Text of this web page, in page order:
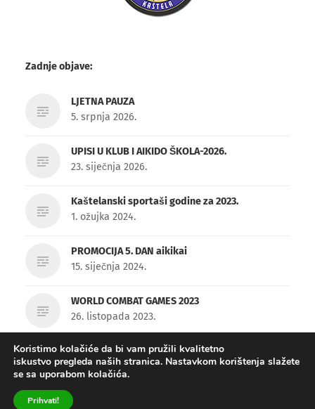
Zadnje objave:
LJETNA PAUZA
5. srpnja 2026.
UPISI U KLUB I AIKIDO ŠKOLA-2026.
23. siječnja 2026.
Kaštelanski sportaši godine za 2023.
1. ožujka 2024.
PROMOCIJA 5. DAN aikikai
15. siječnja 2024.
WORLD COMBAT GAMES 2023
26. listopada 2023.
© 2026
Koristimo kolačiće da bi vam pružili kvalitetno
iskustvo pregleda naših stranica. Nastavkom korištenja slažete
se sa uporabom kolačića.
Prihvati!